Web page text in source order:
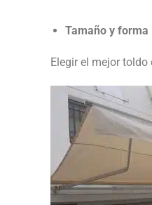
Tamaño y forma
Elegir el mejor